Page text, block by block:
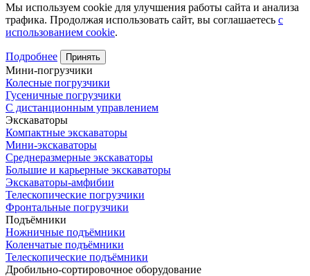
Мы используем cookie для улучшения работы сайта и анализа
трафика. Продолжая использовать сайт, вы соглашаетесь с
использованием cookie.
Подробнее Принять
Мини-погрузчики
Колесные погрузчики
Гусеничные погрузчики
С дистанционным управлением
Экскаваторы
Компактные экскаваторы
Мини-экскаваторы
Среднеразмерные экскаваторы
Большие и карьерные экскаваторы
Экскаваторы-амфибии
Телескопические погрузчики
Фронтальные погрузчики
Подъёмники
Ножничные подъёмники
Коленчатые подъёмники
Телескопические подъёмники
Дробильно-сортировочное оборудование